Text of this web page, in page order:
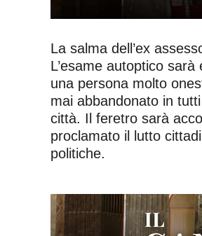
La salma dell’ex
L’esame autoptico
una persona molto
mai abbandonato in
città. Il feretro sarà
proclamato il lutto
politiche.